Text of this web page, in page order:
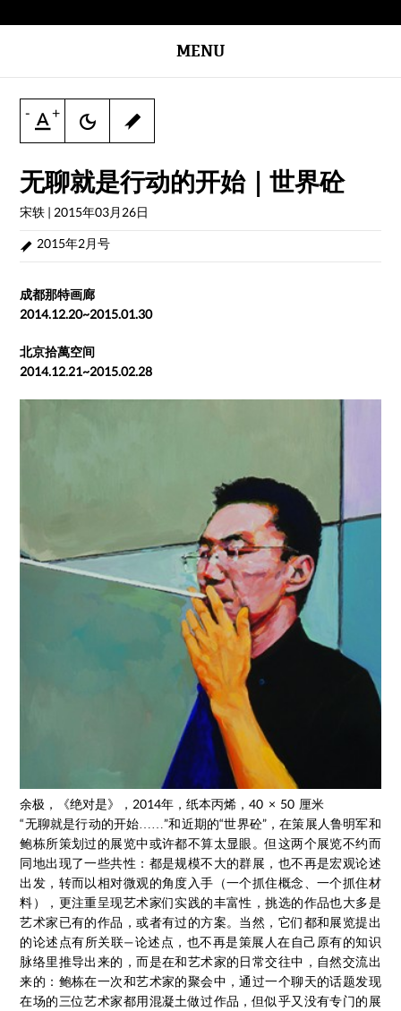
MENU
- +
无聊就是行动的开始｜世界砼
宋轶 | 2015年03月26日
2015年2月号
成都那特画廊
2014.12.20~2015.01.30
北京拾萬空间
2014.12.21~2015.02.28
余极，《绝对是》，2014年，纸本丙烯，40 × 50 厘米
“无聊就是行动的开始……”和近期的“世界砼”，在策展人鲁明军和
鲍栋所策划过的展览中或许都不算太显眼。但这两个展览不约而
同地出现了一些共性：都是规模不大的群展，也不再是宏观论述
出发，转而以相对微观的角度入手（一个抓住概念、一个抓住材
料），更注重呈现艺术家们实践的丰富性，挑选的作品也大多是
艺术家已有的作品，或者有过的方案。当然，它们都和展览提出
的论述点有所关联—论述点，也不再是策展人在自己原有的知识
脉络里推导出来的，而是在和艺术家的日常交往中，自然交流出
来的：鲍栋在一次和艺术家的聚会中，通过一个聊天的话题发现
在场的三位艺术家都用混凝土做过作品，但似乎又没有专门的展